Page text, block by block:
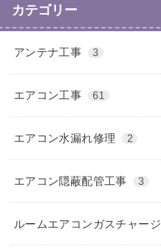
カテゴリー
アンテナ工事 3
エアコン工事 61
エアコン水漏れ修理 2
エアコン隠蔽配管工事 3
ルームエアコンガスチャージ